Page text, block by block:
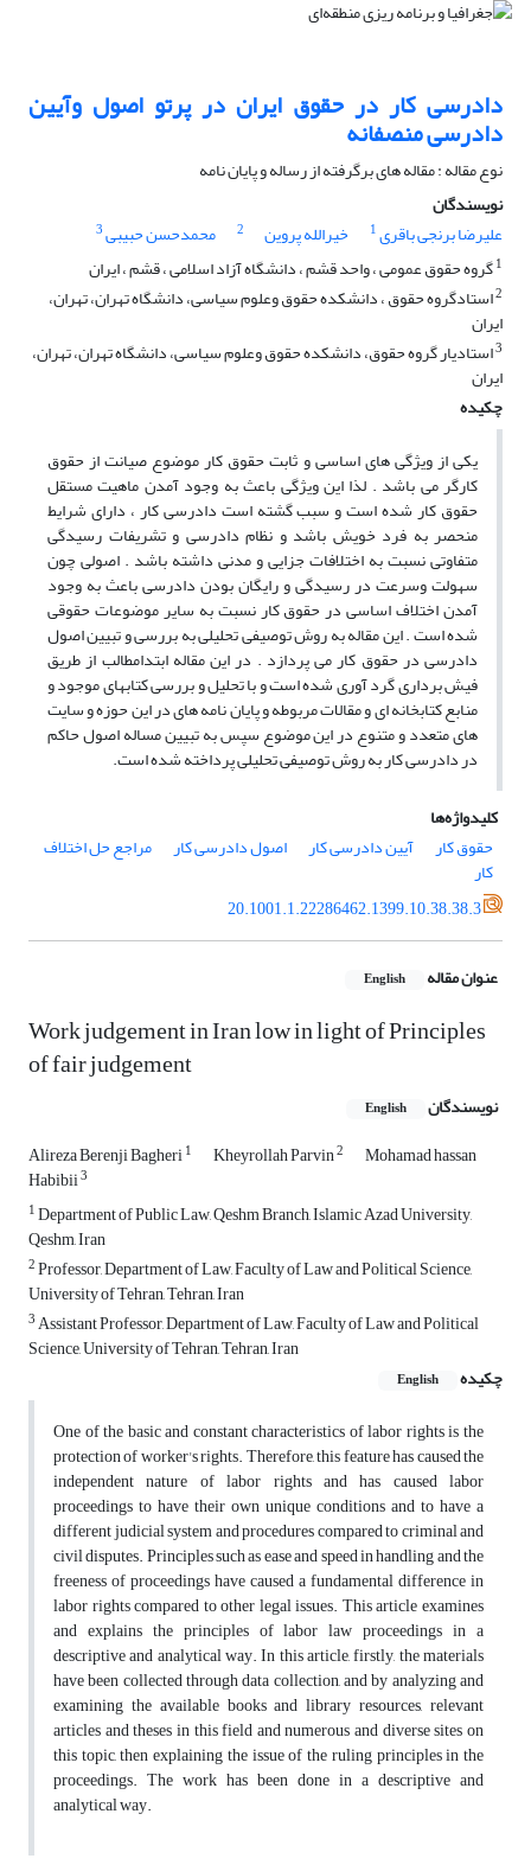
دادرسی کار در حقوق ایران در پرتو اصول وآیین
دادرسی منصفانه
نوع مقاله : مقاله های برگرفته از رساله و پایان نامه
نویسندگان
علیرضا برنجی باقری1 خیرالله پروین 2 محمدحسن حبیبی3
1گروه حقوق عمومی ، واحد قشم ، دانشگاه آزاد اسلامی ، قشم ، ایران
2استادگروه حقوق ، دانشکده حقوق وعلوم سیاسی، دانشگاه تهران، تهران،
ایران
3استادیار گروه حقوق، دانشکده حقوق وعلوم سیاسی، دانشگاه تهران، تهران،
ایران
چکیده
یکی از ویژگی های اساسی و ثابت حقوق کار موضوع صیانت از حقوق
کارگر می باشد . لذا این ویژگی باعث به وجود آمدن ماهیت مستقل
حقوق کار شده است و سبب گشته است دادرسی کار ، دارای شرایط
منحصر به فرد خویش باشد و نظام دادرسی و تشریفات رسیدگی
متفاوتی نسبت به اختلافات جزایی و مدنی داشته باشد . اصولی چون
سهولت وسرعت در رسیدگی و رایگان بودن دادرسی باعث به وجود
آمدن اختلاف اساسی در حقوق کار نسبت به سایر موضوعات حقوقی
شده است . این مقاله به روش توصیفی تحلیلی به بررسی و تبیین اصول
دادرسی در حقوق کار می پردازد . در این مقاله ابتدامطالب از طریق
فیش برداری گرد آوری شده است و با تحلیل و بررسی کتابهای موجود و
منابع کتابخانه ای و مقالات مربوطه و پایان نامه های در این حوزه و سایت
های متعدد و متنوع در این موضوع سپس به تبیین مساله اصول حاکم
در دادرسی کار به روش توصیفی تحلیلی پرداخته شده است.
کلیدواژه‌ها
حقوق کار
آیین دادرسی کار اصول دادرسی کار مراجع حل اختلاف
کار
20.1001.1.22286462.1399.10.38.38.3
عنوان مقاله English
Work judgement in Iran low in light of Principles
of fair judgement
نویسندگان English
Alireza Berenji Bagheri1 Kheyrollah Parvin2 Mohamad hassan
Habibii3
1Department of Public Law, Qeshm Branch, Islamic Azad University,
Qeshm, Iran
2Professor, Department of Law, Faculty of Law and Political Science,
University of Tehran, Tehran, Iran
3Assistant Professor, Department of Law, Faculty of Law and Political
Science, University of Tehran, Tehran, Iran
چکیده
English
One of the basic and constant characteristics of labor rights is the
protection of worker's rights. Therefore, this feature has caused the
independent nature of labor rights and has caused labor
proceedings to have their own unique conditions and to have a
different judicial system and procedures compared to criminal and
civil disputes. Principles such as ease and speed in handling and the
freeness of proceedings have caused a fundamental difference in
labor rights compared to other legal issues. This article examines
and explains the principles of labor law proceedings in a
descriptive and analytical way. In this article, firstly, the materials
have been collected through data collection, and by analyzing and
examining the available books and library resources, relevant
articles and theses in this field and numerous and diverse sites on
this topic, then explaining the issue of the ruling principles in the
proceedings. The work has been done in a descriptive and
analytical way.